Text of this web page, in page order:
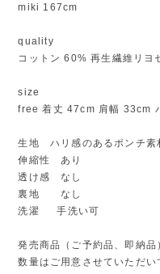
miki 167cm
quality
コットン 60% 再生繊維リヨ
size
free 着丈 47cm 肩幅 33cm
生地 ハリ感のあるポンチ素
伸縮性 あり
透け感 なし
裏地 なし
洗濯 手洗い可
発売商品（ご予約品、即納
数量はご用意させていただ